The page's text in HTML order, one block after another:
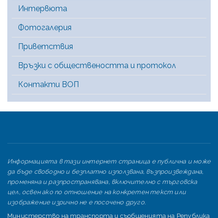
Интервюта
Фотогалерия
Приветствия
Връзки с обществеността и протокол
Контакти ВОП
Информацията в тази интернет страница е публична и може
да бъде свободно и безплатно използвана, възпроизвеждана,
променяна и разпространявана, включително с търговска
цел, освен ако по отношение на конкретен текст или
изображение изрично не е посочено друго.
Министерство на транспорта и съобщенията на Република